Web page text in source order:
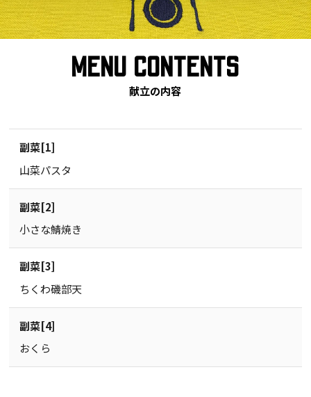
MENU CONTENTS
献立の内容
副菜[1]
山菜パスタ
副菜[2]
小さな鯖焼き
副菜[3]
ちくわ磯部天
副菜[4]
おくら